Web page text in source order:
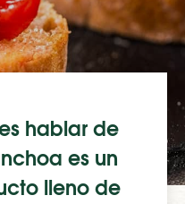
hablar de
es un
lleno de